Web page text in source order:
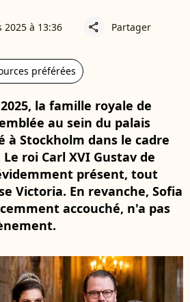
2025 à 13:36 share Partager
préférées
la famille royale de
au sein du palais
à Stockholm dans le cadre
roi Carl XVI Gustav de
présent, tout
Victoria. En revanche, Sofia
accouché, n'a pas